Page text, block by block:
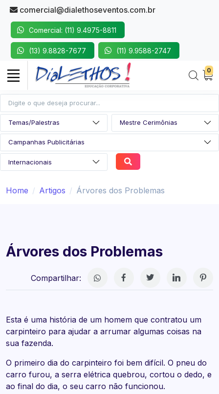
comercial@dialethoseventos.com.br
Comercial: (11) 9.4975-8811
(13) 9.8828-7677 (11) 9.9588-2747
0
Home Artigos Árvores dos Problemas
Árvores dos Problemas
Compartilhar:
Esta é uma história de um homem que contratou um
carpinteiro para ajudar a arrumar algumas coisas na
sua fazenda.
O primeiro dia do carpinteiro foi bem difícil. O pneu do
carro furou, a serra elétrica quebrou, cortou o dedo, e
ao final do dia, o seu carro não funcionou.